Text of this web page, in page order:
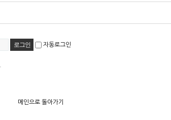
자동로그인
메인으로 돌아가기